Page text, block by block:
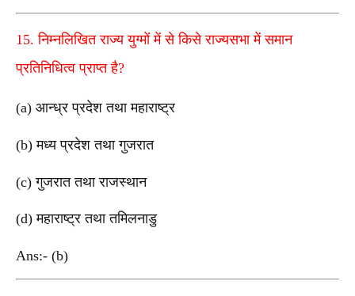
15. निम्नलिखित राज्य युग्मों में से किसे राज्यसभा में समान
प्रतिनिधित्व प्राप्त है?
(a) आन्ध्र प्रदेश तथा महाराष्ट्र
(b) मध्य प्रदेश तथा गुजरात
(c) गुजरात तथा राजस्थान
(d) महाराष्ट्र तथा तमिलनाडु
Ans:- (b)